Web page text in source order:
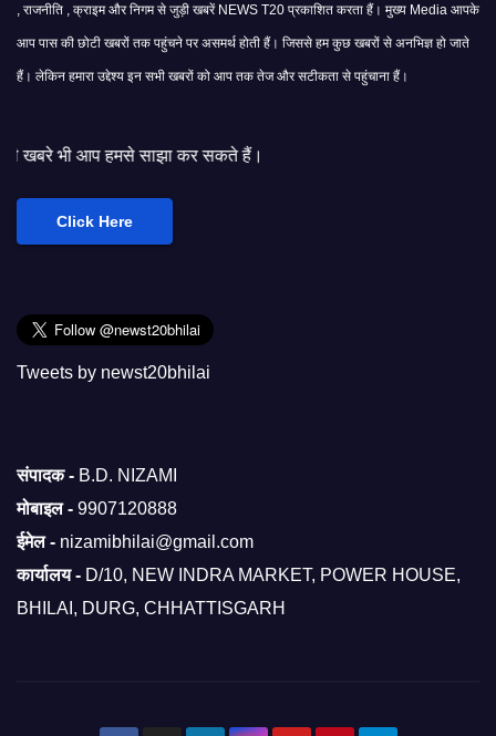
, राजनीति , क्राइम और निगम से जुड़ी खबरें NEWS T20 प्रकाशित करता हैं। मुख्य Media आपके
आप पास की छोटी खबरों तक पहुंचने पर असमर्थ होती हैं। जिससे हम कुछ खबरों से अनभिज्ञ हो जाते
हैं। लेकिन हमारा उद्देश्य इन सभी खबरों को आप तक तेज और सटीकता से पहुंचाना हैं।
साझा कर सकते हैं।
Click Here
Tweets by newst20bhilai
संपादक - B.D. NIZAMI
मोबाइल - 9907120888
ईमेल - nizamibhilai@gmail.com
कार्यालय - D/10, NEW INDRA MARKET, POWER HOUSE,
BHILAI, DURG, CHHATTISGARH